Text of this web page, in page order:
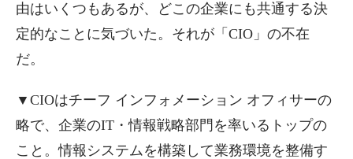
由はいくつもあるが、どこの企業にも共通する決
定的なことに気づいた。それが「CIO」の不在
だ。
▼CIOはチーフ インフォメーション オフィサーの
略で、企業のIT・情報戦略部門を率いるトップの
こと。情報システムを構築して業務環境を整備す